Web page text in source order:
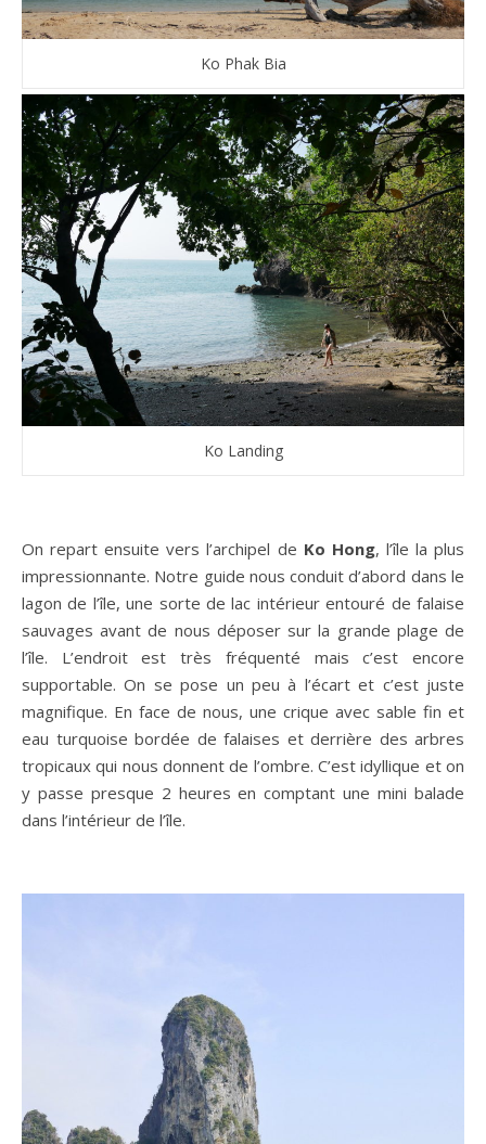
Ko Phak Bia
Ko Landing
On repart ensuite vers l’archipel de Ko Hong, l’île la plus
impressionnante. Notre guide nous conduit d’abord dans le
lagon de l’île, une sorte de lac intérieur entouré de falaise
sauvages avant de nous déposer sur la grande plage de
l’île. L’endroit est très fréquenté mais c’est encore
supportable. On se pose un peu à l’écart et c’est juste
magnifique. En face de nous, une crique avec sable fin et
eau turquoise bordée de falaises et derrière des arbres
tropicaux qui nous donnent de l’ombre. C’est idyllique et on
y passe presque 2 heures en comptant une mini balade
dans l’intérieur de l’île.